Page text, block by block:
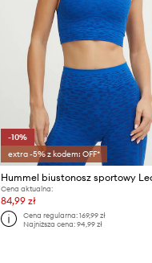
-10%
extra -5% z kodem: OFF*
Hummel biustonosz sportowy
Cena aktualna:
84,99 zł
Cena regularna: 169,99 zł
Najniższa cena: 94,99 zł